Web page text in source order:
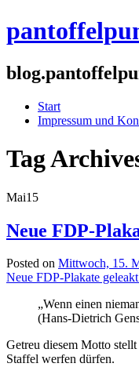
Start
Impressum und
Tag
Mai15
Neue FDP-
Posted on Mittwoch, 15.
Neue FDP-Plakate
„Wenn einen
(Hans-Dietrich
Getreu diesem Motto
Staffel werfen dürfen.